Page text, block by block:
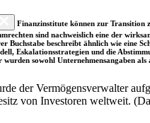
Finanzinstitute können zur Transition
sind nachweislich eine der
Buchstabe beschreibt ähnlich wie eine
Eskalationsstrategien und die
sowohl Unternehmensangaben
der Vermögensverwalter
von Investoren weltweit.